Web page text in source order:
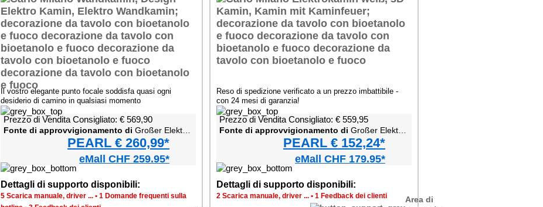
Il vostro elegante punto focale soddisfa quasi ogni
desiderio di camino in qualsiasi momento
Prezzo di Vendita Consigliato: € 569,90
Fonte di approvvigionamento di Großer Elektro-Wandkamin mit 3D-Feuer
PEARL € 260,99*
eMall CHF 259.95*
Dettagli di supporto disponibili:
5 Scarica manuale, driver ... • 1 Domande frequenti sulla
Reso di spedizione verificato a un prezzo imbattibile -
con 24 mesi di garanzia!
Prezzo di Vendita Consigliato: € 559,95
Fonte di approvvigionamento di Großer Elektro-Wandkamin mit 3D-Feuer
PEARL € 152,24*
eMall CHF 179.95*
Dettagli di supporto disponibili:
2 Scarica manuale, driver ... • 1 Feedback dei clienti
Area di